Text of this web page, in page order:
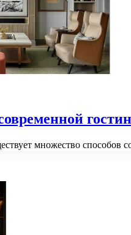
множество способов